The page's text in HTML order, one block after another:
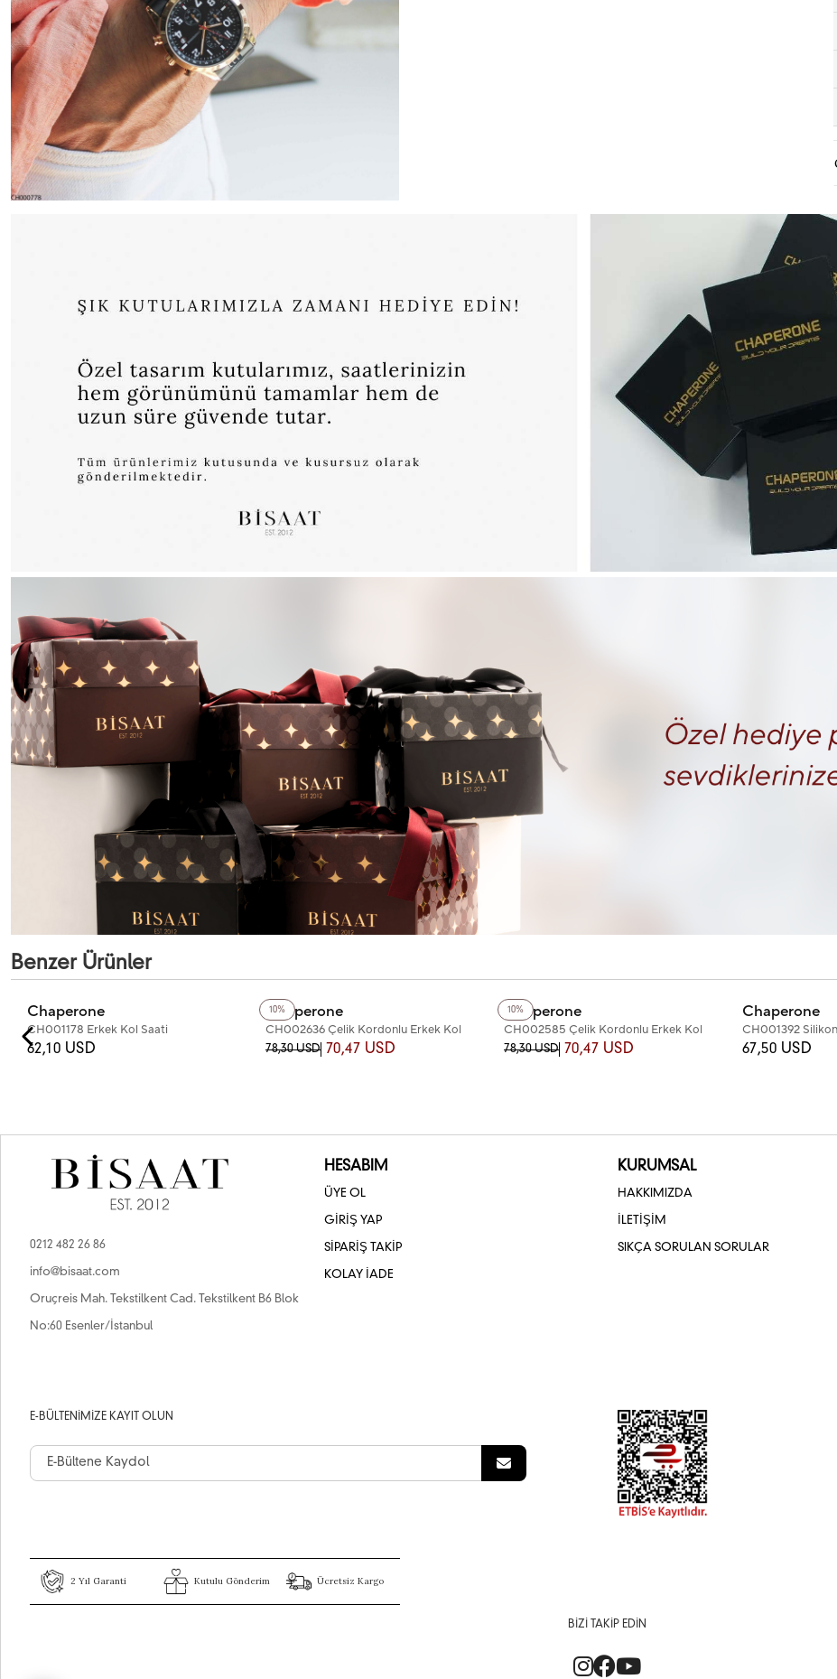
Benzer Ürünler
Chaperone
CH001178 Erkek Kol Saati
62,10 USD
10%
+4Renk
Chaperone
CH002636 Çelik Kordonlu Erkek Kol
Saati
78,30 USD 70,47 USD
10%
+5Renk
Chaperone
CH002585 Çelik Kordonlu Erkek Kol
Saati
78,30 USD 70,47 USD
+2Renk
Chaperone
CH001392
Saati
67,50 USD
0212 482 26 86
info@bisaat.com
Oruçreis Mah. Tekstilkent Cad. Tekstilkent B6 Blok
No:60 Esenler/İstanbul
HESABIM
ÜYE OL
GİRİŞ YAP
SİPARİŞ TAKİP
KOLAY İADE
KURUMSAL
HAKKIMIZDA
İLETİŞİM
SIKÇA SORULAN SORULAR
E-BÜLTENIMIZE KAYIT OLUN
2 Yıl Garanti Kutulu Gönderim Ücretsiz Kargo
BIZI TAKIP EDIN